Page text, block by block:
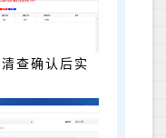
查确认后实